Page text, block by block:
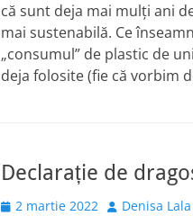
că sunt deja mai mulți ani
mai sustenabilă. Ce
„consumul” de plastic de
deja folosite (fie că vorbim
Declarație de
Posted
2 martie 2022 Author
Denisa Lala